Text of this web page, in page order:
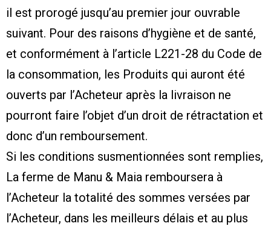
il est prorogé jusqu’au premier jour ouvrable
suivant. Pour des raisons d’hygiène et de santé,
et conformément à l’article L221-28 du Code de
la consommation, les Produits qui auront été
ouverts par l’Acheteur après la livraison ne
pourront faire l’objet d’un droit de rétractation et
donc d’un remboursement.
Si les conditions susmentionnées sont remplies,
La ferme de Manu & Maia remboursera à
l’Acheteur la totalité des sommes versées par
l’Acheteur, dans les meilleurs délais et au plus